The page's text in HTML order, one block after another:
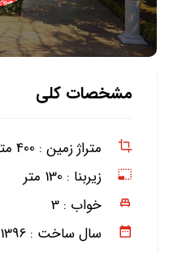
مشخصات کلی
متراژ زمین : 400 متر
زیربنا : 130 متر
خواب : 3
سال ساخت : 1396